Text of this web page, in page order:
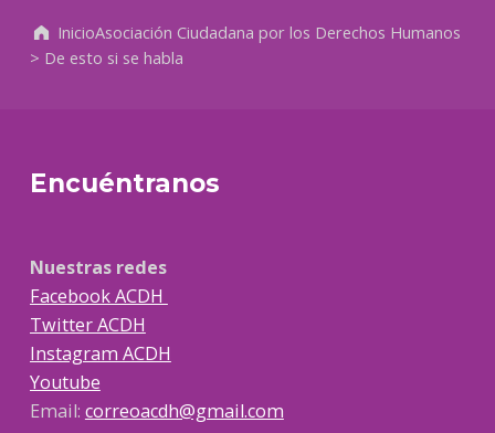
InicioAsociación Ciudadana por los Derechos Humanos
> De esto si se habla
Encuéntranos
Nuestras redes
Facebook ACDH
Twitter ACDH
Instagram ACDH
Youtube
Email: correoacdh@gmail.com